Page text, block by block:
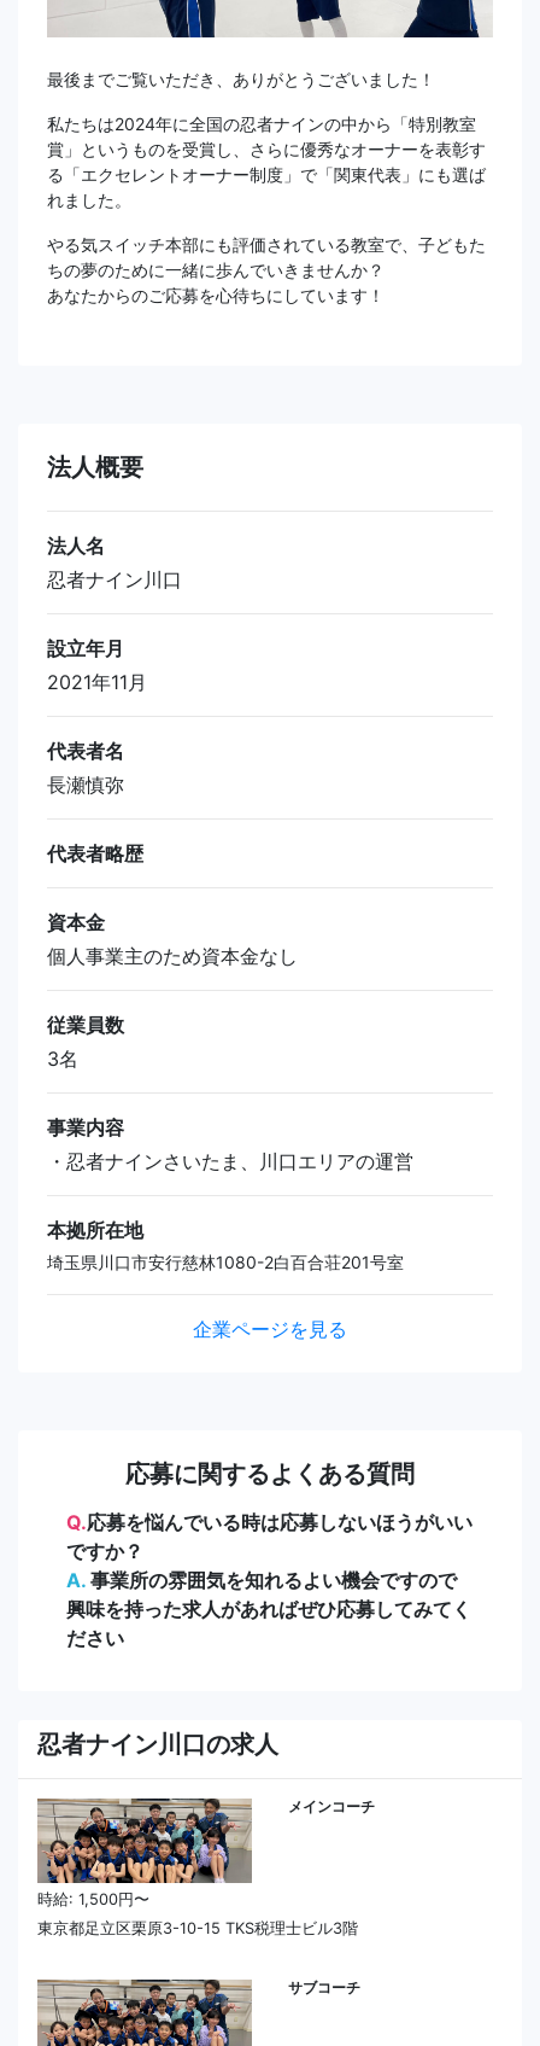
最後までご覧いただき、ありがとうございました！
私たちは2024年に全国の忍者ナインの中から「特別教室
賞」というものを受賞し、さらに優秀なオーナーを表彰す
る「エクセレントオーナー制度」で「関東代表」にも選ば
れました。
やる気スイッチ本部にも評価されている教室で、子どもた
ちの夢のために一緒に歩んでいきませんか？
あなたからのご応募を心待ちにしています！
法人概要
法人名
忍者ナイン川口
設立年月
2021年11月
代表者名
長瀬慎弥
代表者略歴
資本金
個人事業主のため資本金なし
従業員数
3名
事業内容
・忍者ナインさいたま、川口エリアの運営
本拠所在地
埼玉県川口市安行慈林1080-2白百合荘201号室
企業ページを見る
応募に関するよくある質問
Q.応募を悩んでいる時は応募しないほうがいい
ですか？
A. 事業所の雰囲気を知れるよい機会ですので
興味を持った求人があればぜひ応募してみてく
ださい
忍者ナイン川口の求人
メインコーチ
時給: 1,500円〜
東京都足立区栗原3-10-15 TKS税理士ビル3階
サブコーチ